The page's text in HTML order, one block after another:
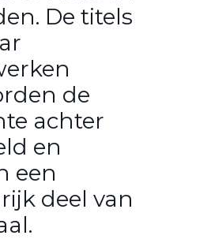
De titels
de
achter
en
een
deel van